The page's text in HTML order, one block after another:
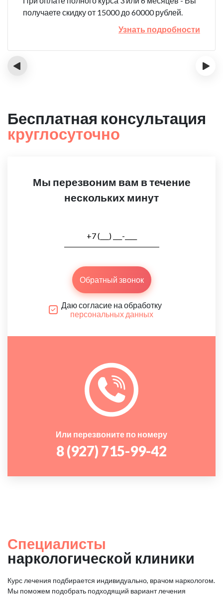
получаете скидку от 15000 до 60000 рублей.
Узнать подробности
‹ ›
Бесплатная консультация
круглосуточно
Мы перезвоним вам в течение
нескольких минут
Обратный звонок
Даю согласие на обработку
персональных данных
Или перезвоните по номеру
8 (927) 715-99-42
Специалисты
наркологической клиники
Курс лечения подбирается индивидуально, врачом наркологом.
Мы поможем подобрать подходящий вариант лечения